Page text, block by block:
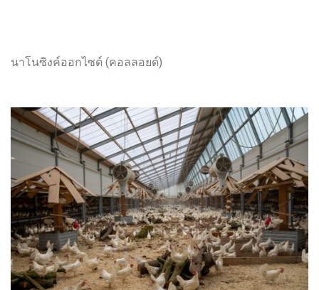
นาโนซิงค์ออกไซด์ (คอลลอยด์)